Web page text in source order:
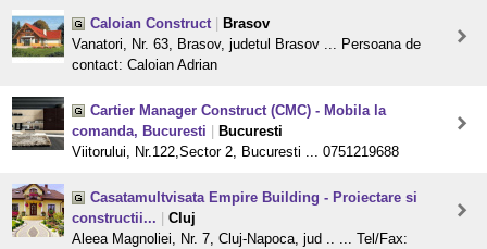
Caloian Construct
Brasov
Vanatori, Nr. 63, Brasov, judetul Brasov ... Persoana de
contact: Caloian Adrian
Cartier Manager Construct (CMC) - Mobila la
comanda, Bucuresti
Bucuresti
Viitorului, Nr.122,Sector 2, Bucuresti ... 0751219688
Casatamultvisata Empire Building - Proiectare si
constructii...
Cluj
Aleea Magnoliei, Nr. 7, Cluj-Napoca, jud .. ... Tel/Fax: